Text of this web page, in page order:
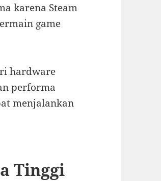
karena Steam
game
hardware
performa
menjalankan
Tinggi